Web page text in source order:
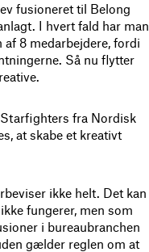
fusioneret til Belong
I hvert fald har man
8 medarbejdere, fordi
Så nu flytter
fra Nordisk
at skabe et kreativt
ikke helt. Det kan
fungerer, men som
i bureaubranchen
gælder reglen om at